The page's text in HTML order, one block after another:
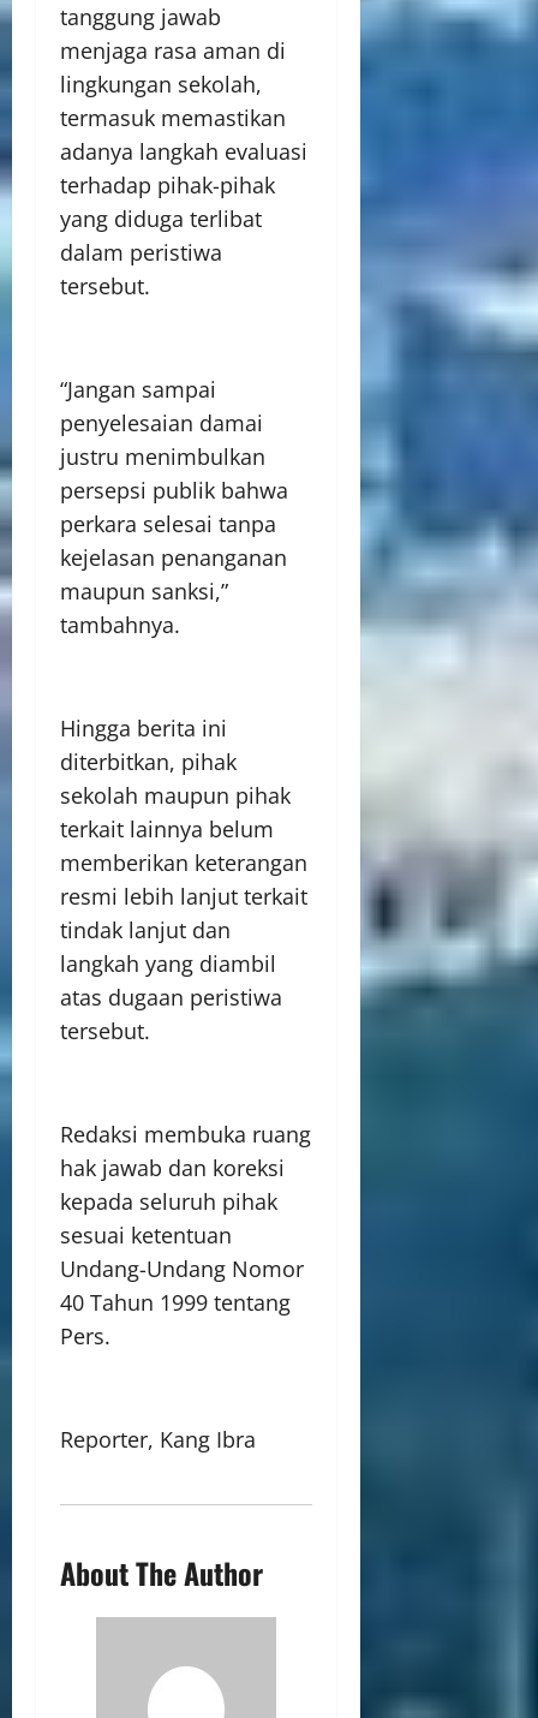
tanggung jawab
menjaga rasa aman di
lingkungan sekolah,
termasuk memastikan
adanya langkah evaluasi
terhadap pihak-pihak
yang diduga terlibat
dalam peristiwa
tersebut.
“Jangan sampai
penyelesaian damai
justru menimbulkan
persepsi publik bahwa
perkara selesai tanpa
kejelasan penanganan
maupun sanksi,”
tambahnya.
Hingga berita ini
diterbitkan, pihak
sekolah maupun pihak
terkait lainnya belum
memberikan keterangan
resmi lebih lanjut terkait
tindak lanjut dan
langkah yang diambil
atas dugaan peristiwa
tersebut.
Redaksi membuka ruang
hak jawab dan koreksi
kepada seluruh pihak
sesuai ketentuan
Undang-Undang Nomor
40 Tahun 1999 tentang
Pers.
Reporter, Kang Ibra
About The Author